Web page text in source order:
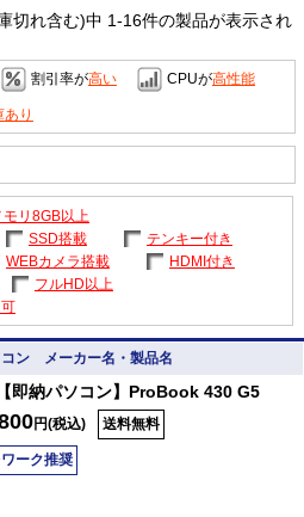
切れ含む)中 1-16件の製品が表示され
割引率が高い CPUが高性能
あり
モリ8GB以上
SSD搭載
テンキー付き
WEBカメラ搭載
HDMI付き
フルHD以上
ン メーカー名・製品名
即納パソコン】ProBook 430 G5
円(税込) 送料無料
ーク推奨